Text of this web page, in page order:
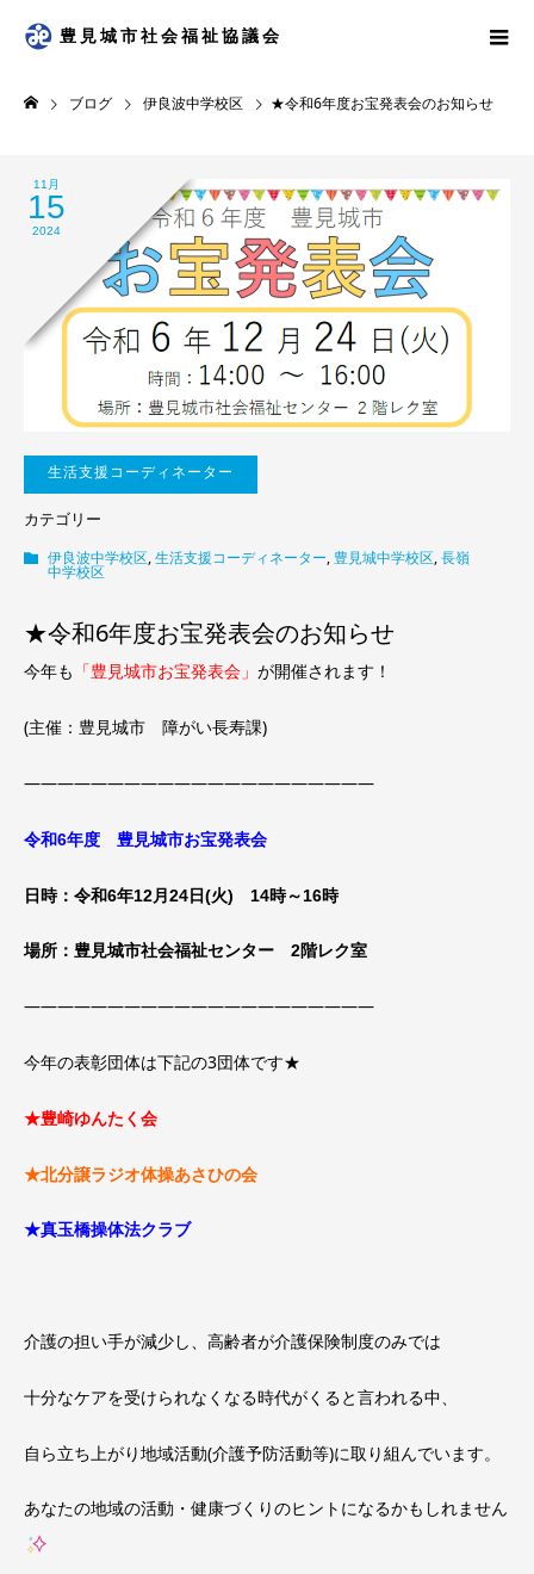
豊見城市社会福祉協議会
ブログ 伊良波中学校区 ★令和6年度お宝発表会のお知らせ
11月
15
2024
生活支援コーディネーター
カテゴリー
伊良波中学校区,生活支援コーディネーター,豊見城中学校区,長嶺
中学校区
★令和6年度お宝発表会のお知らせ
今年も 「豊見城市お宝発表会」 が開催されます！
(主催：豊見城市 障がい長寿課)
―――――――――――――――――――――
令和6年度 豊見城市お宝発表会
日時：令和6年12月24日(火) 14時～16時
場所：豊見城市社会福祉センター 2階レク室
―――――――――――――――――――――
今年の表彰団体は下記の3団体です★
★豊崎ゆんたく会
★北分譲ラジオ体操あさひの会
★真玉橋操体法クラブ
介護の担い手が減少し、高齢者が介護保険制度のみでは
十分なケアを受けられなくなる時代がくると言われる中、
自ら立ち上がり地域活動(介護予防活動等)に取り組んでいます。
あなたの地域の活動・健康づくりのヒントになるかもしれません